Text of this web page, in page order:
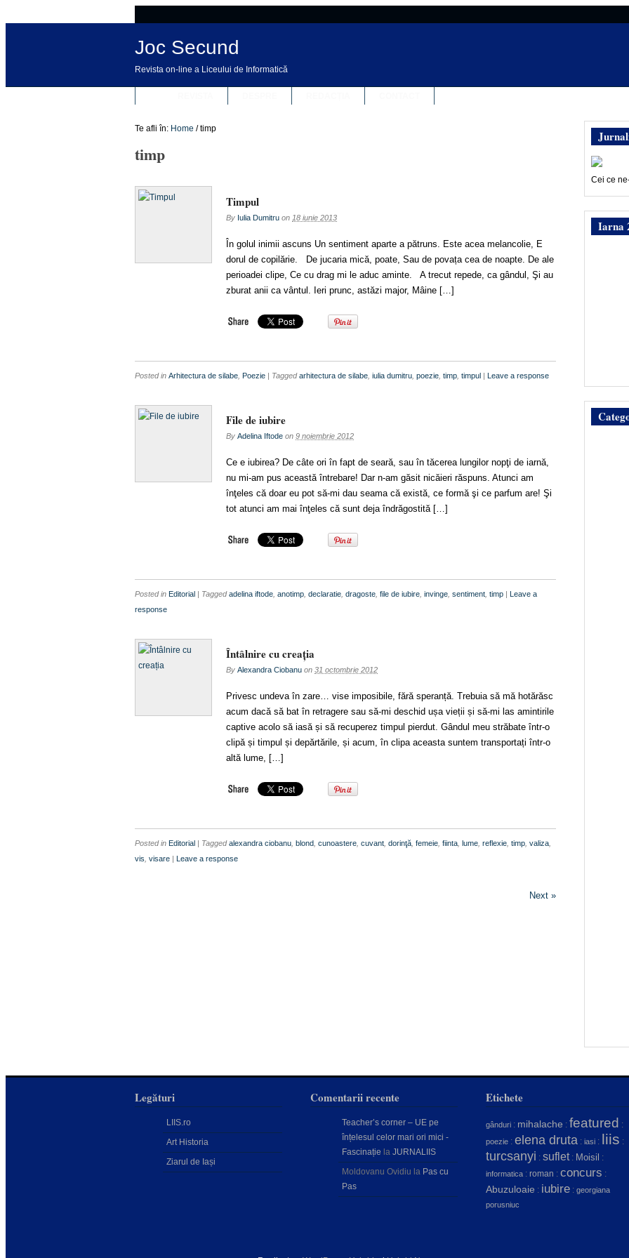
Joc Secund
Revista on-line a Liceului de Informatică
Te afli în: Home / timp
timp
Timpul
By Iulia Dumitru on 18 iunie 2013
În golul inimii ascuns Un sentiment aparte a pătruns. Este acea melancolie, E
dorul de copilărie. De jucaria mică, poate, Sau de povața cea de noapte. De ale
perioadei clipe, Ce cu drag mi le aduc aminte. A trecut repede, ca gândul, Şi au
zburat anii ca vântul. Ieri prunc, astăzi major, Mâine […]
Posted in Arhitectura de silabe Poezie | Taggedarhitectura de silabe iulia dumitru poezie timp timpul | Leave a response
File de iubire
By Adelina Iftode on 9 noiembrie 2012
Ce e iubirea? De câte ori în fapt de seară, sau în tăcerea lungilor nopţi de iarnă,
nu mi-am pus această întrebare! Dar n-am găsit nicăieri răspuns. Atunci am
înţeles că doar eu pot să-mi dau seama că există, ce formă şi ce parfum are! Şi
tot atunci am mai înţeles că sunt deja îndrăgostită […]
Posted in Editorial | Taggedadelina iftode anotimp declaratie dragoste file de iubire invinge sentiment timp | Leave a
response
Întâlnire cu creația
By Alexandra Ciobanu on 31 octombrie 2012
Privesc undeva în zare… vise imposibile, fără speranță. Trebuia să mă hotărăsc
acum dacă să bat în retragere sau să-mi deschid ușa vieții și să-mi las amintirile
captive acolo să iasă și să recuperez timpul pierdut. Gândul meu străbate într-o
clipă și timpul și depărtările, și acum, în clipa aceasta suntem transportați într-o
altă lume, […]
Posted in Editorial | Taggedalexandra ciobanu blond cunoastere cuvant dorinţă femeie fiinta lume reflexie timp valiza
vis visare | Leave a response
Next »
Cei ce
Iarna
Legături
LIIS.ro
Art Historia
Ziarul de Iași
Comentarii recente
Teacher’s corner – UE pe
înțelesul celor mari ori mici -
Fascinație la JURNALIIS
Moldovanu Ovidiu la Pas cu
Pas
Etichete
gânduri : mihalache : featured :
poezie : elena druta : iasi : liis :
turcsanyi : suflet: Moisil :
informatica : roman : concurs :
Abuzuloaie : iubire : georgiana
porusniuc